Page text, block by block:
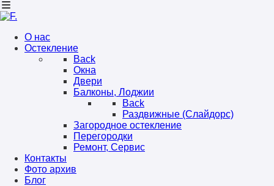
О нас
Остекление
Back
Окна
Двери
Балконы, Лоджии
Back
Раздвижные (Слайдорс)
Загородное остекление
Перегородки
Ремонт, Сервис
Контакты
Фото архив
Блог